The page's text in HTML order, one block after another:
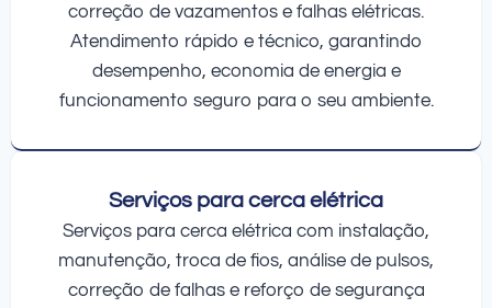
correção de vazamentos e falhas elétricas.
Atendimento rápido e técnico, garantindo
desempenho, economia de energia e
funcionamento seguro para o seu ambiente.
Serviços para cerca elétrica
Serviços para cerca elétrica com instalação,
manutenção, troca de fios, análise de pulsos,
correção de falhas e reforço de segurança